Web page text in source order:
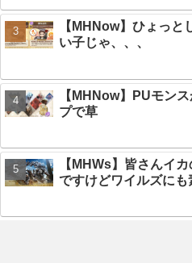
【MHNow】ひょっと
い子じゃ、、、
【MHNow】PUモン
プで草
【MHWs】皆さんイ
ですけどワイルズにも